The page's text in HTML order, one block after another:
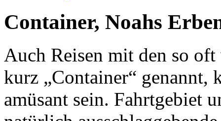
Container, Noahs
Auch Reisen mit den so
kurz „Container“ genannt,
amüsant sein. Fahrtgebiet